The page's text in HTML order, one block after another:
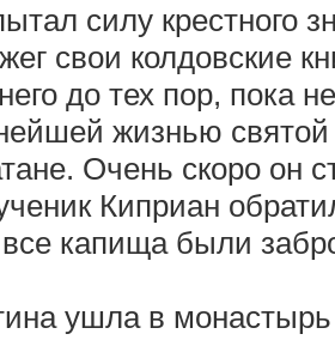
силу крестного
свои колдовские
до тех пор, пока
жизнью святой
Очень скоро он
Киприан
все капища были
ушла в